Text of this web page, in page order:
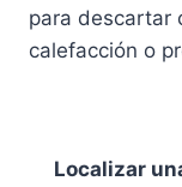
para descartar
calefacción o
Localizar